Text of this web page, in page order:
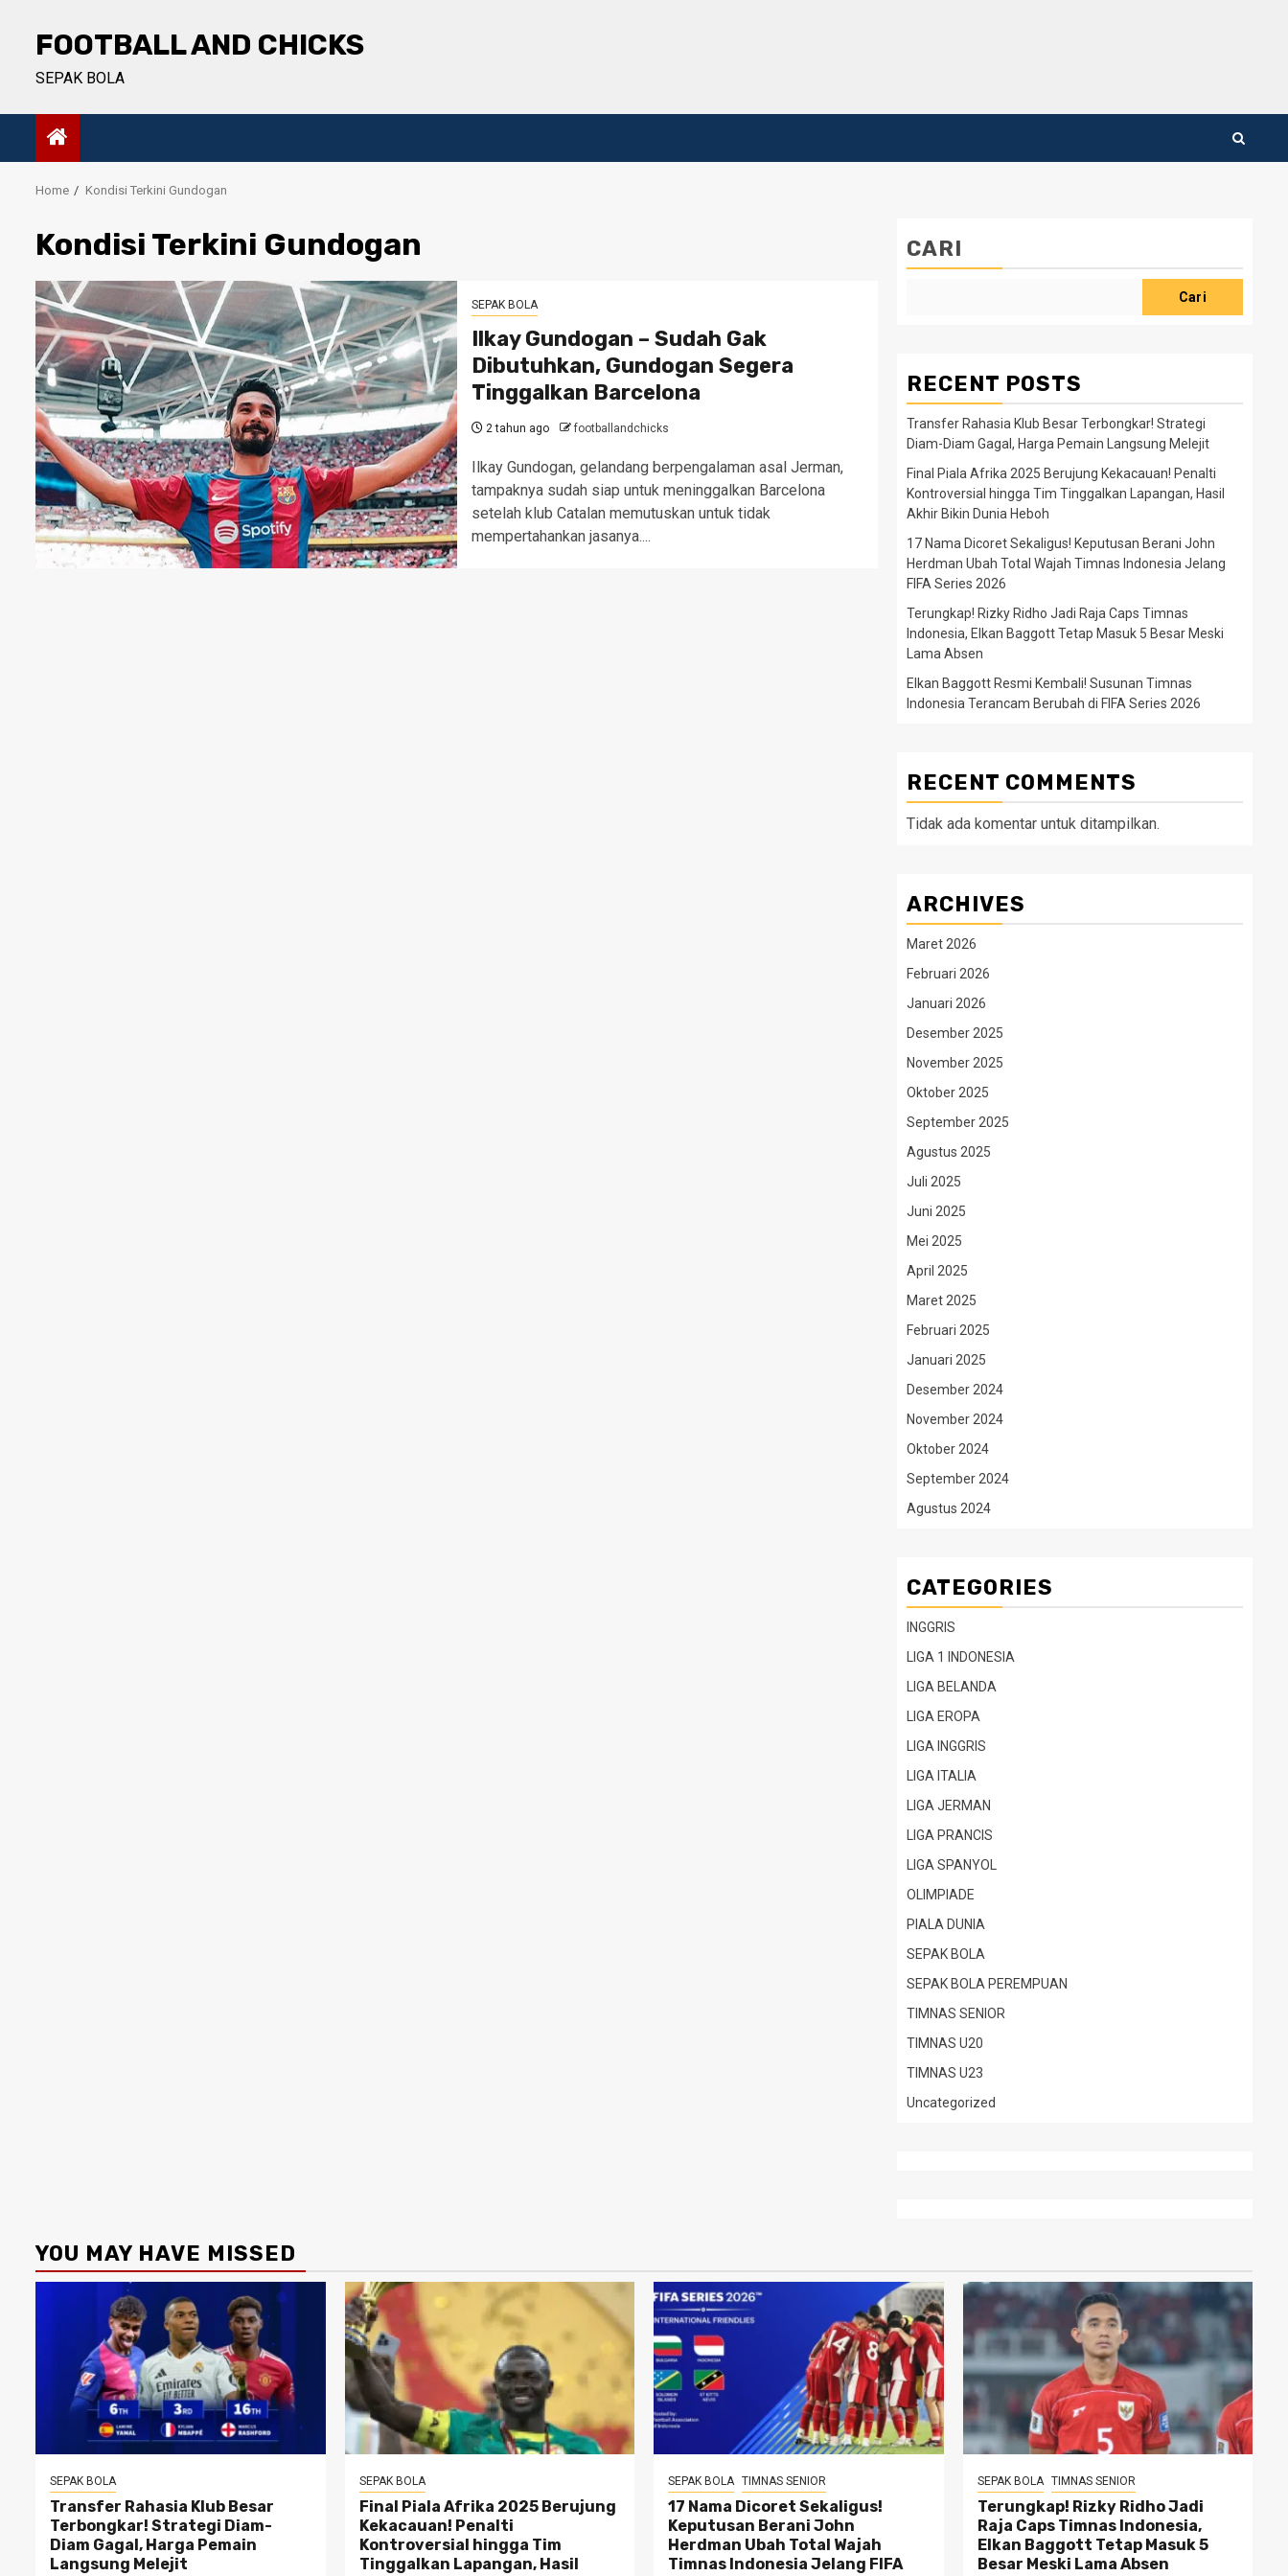
contentFOOTBALL AND CHICKS
SEPAK BOLA
Home Kondisi Terkini Gundogan
Kondisi Terkini Gundogan
SEPAK BOLA
Ilkay Gundogan – Sudah Gak
Dibutuhkan, Gundogan Segera
Tinggalkan Barcelona
2 tahun ago footballandchicks
Ilkay Gundogan, gelandang berpengalaman asal Jerman,
tampaknya sudah siap untuk meninggalkan Barcelona
setelah klub Catalan memutuskan untuk tidak
mempertahankan jasanya....
CARI
Cari
RECENT POSTS
Transfer Rahasia Klub Besar Terbongkar! Strategi
Diam-Diam Gagal, Harga Pemain Langsung Melejit
Final Piala Afrika 2025 Berujung Kekacauan! Penalti
Kontroversial hingga Tim Tinggalkan Lapangan, Hasil
Akhir Bikin Dunia Heboh
17 Nama Dicoret Sekaligus! Keputusan Berani John
Herdman Ubah Total Wajah Timnas Indonesia Jelang
FIFA Series 2026
Terungkap! Rizky Ridho Jadi Raja Caps Timnas
Indonesia, Elkan Baggott Tetap Masuk 5 Besar Meski
Lama Absen
Elkan Baggott Resmi Kembali! Susunan Timnas
Indonesia Terancam Berubah di FIFA Series 2026
RECENT COMMENTS
Tidak ada komentar untuk ditampilkan.
ARCHIVES
Maret 2026
Februari 2026
Januari 2026
Desember 2025
November 2025
Oktober 2025
September 2025
Agustus 2025
Juli 2025
Juni 2025
Mei 2025
April 2025
Maret 2025
Februari 2025
Januari 2025
Desember 2024
November 2024
Oktober 2024
September 2024
Agustus 2024
CATEGORIES
INGGRIS
LIGA 1 INDONESIA
LIGA BELANDA
LIGA EROPA
LIGA INGGRIS
LIGA ITALIA
LIGA JERMAN
LIGA PRANCIS
LIGA SPANYOL
OLIMPIADE
PIALA DUNIA
SEPAK BOLA
SEPAK BOLA PEREMPUAN
TIMNAS SENIOR
TIMNAS U20
TIMNAS U23
Uncategorized
YOU MAY HAVE MISSED
SEPAK BOLA
Transfer Rahasia Klub Besar
Terbongkar! Strategi Diam-
Diam Gagal, Harga Pemain
Langsung Melejit
SEPAK BOLA
Final Piala Afrika 2025 Berujung
Kekacauan! Penalti
Kontroversial hingga Tim
Tinggalkan Lapangan, Hasil
SEPAK BOLA TIMNAS SENIOR
17 Nama Dicoret Sekaligus!
Keputusan Berani John
Herdman Ubah Total Wajah
Timnas Indonesia Jelang FIFA
SEPAK BOLA TIMNAS SENIOR
Terungkap! Rizky Ridho Jadi
Raja Caps Timnas Indonesia,
Elkan Baggott Tetap Masuk 5
Besar Meski Lama Absen